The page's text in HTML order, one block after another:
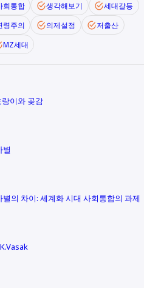
회통합 생각해보기
세대갈등
령주의 의제설정
저출산
MZ세대
이와 곶감
별
의 차이: 세계화 시대 사회통합의 과제